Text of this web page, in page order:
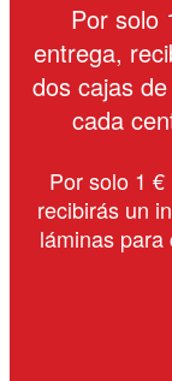
Por solo
entrega,
dos cajas
cada
Por solo 1
recibirás un
láminas